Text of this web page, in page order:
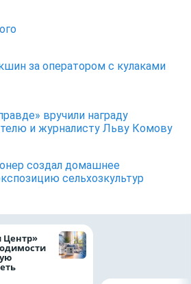
за оператором с кулаками
вручили награду
и журналисту Льву Комову
создал домашнее
сельхозкультур
Центр»